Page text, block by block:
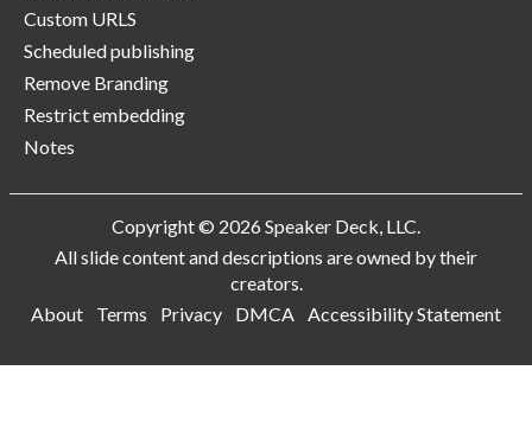
Custom URLS
Scheduled publishing
Remove Branding
Restrict embedding
Notes
Copyright © 2026 Speaker Deck, LLC.
All slide content and descriptions are owned by their
creators.
About
Terms Privacy DMCA Accessibility Statement